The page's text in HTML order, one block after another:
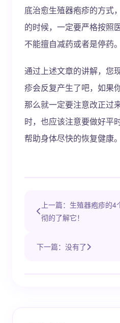
底治愈生殖器疱疹的方式
的时候，一定要严格按照
不能擅自减药或者是停药。
通过上述文章的讲解，您
疹会反复产生了吧，如果
那么就一定要注意改正过
时，也应该注意要做好平
帮助身体尽快的恢复健康。
上一篇：生殖器疱疹的
彻的了解它！
下一篇：没有了